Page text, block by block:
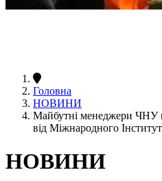
Головна
НОВИНИ
Майбутні менеджери ЧНУ
від Міжнародного
НОВИНИ